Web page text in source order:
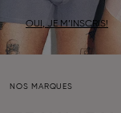
OUI, JE M’INSCRIS!
NOS MARQUES